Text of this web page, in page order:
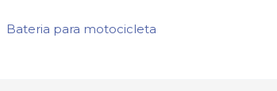
Bateria para motocicleta